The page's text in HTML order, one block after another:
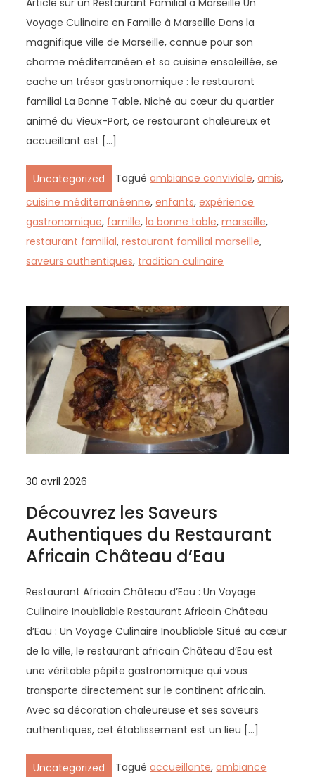
Article sur un Restaurant Familial à Marseille Un
Voyage Culinaire en Famille à Marseille Dans la
magnifique ville de Marseille, connue pour son
charme méditerranéen et sa cuisine ensoleillée, se
cache un trésor gastronomique : le restaurant
familial La Bonne Table. Niché au cœur du quartier
animé du Vieux-Port, ce restaurant chaleureux et
accueillant est […]
Uncategorized Taguéambiance conviviale,amis,
cuisine méditerranéenne,enfants,expérience
gastronomique, famille,la bonne table,marseille,
restaurant familial,restaurant familial marseille,
saveurs authentiques, tradition culinaire
30 avril 2026
Découvrez les Saveurs
Authentiques du Restaurant
Africain Château d’Eau
Restaurant Africain Château d’Eau : Un Voyage
Culinaire Inoubliable Restaurant Africain Château
d’Eau : Un Voyage Culinaire Inoubliable Situé au cœur
de la ville, le restaurant africain Château d’Eau est
une véritable pépite gastronomique qui vous
transporte directement sur le continent africain.
Avec sa décoration chaleureuse et ses saveurs
authentiques, cet établissement est un lieu […]
Uncategorized Taguéaccueillante,ambiance